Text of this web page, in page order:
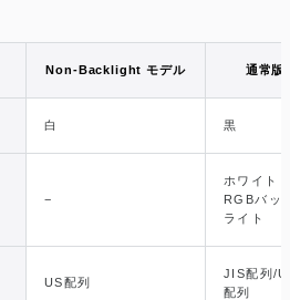
Non-Backlight モデル 通常版
白 黒
−
ホワイト /
RGBバッ
ライト
US配列
JIS配列/
配列